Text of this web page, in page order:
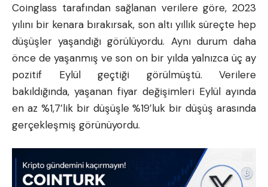
Coinglass tarafından sağlanan verilere göre, 2023
yılını bir kenara bırakırsak, son altı yıllık süreçte hep
düşüşler yaşandığı görülüyordu. Aynı durum daha
önce de yaşanmış ve son on bir yılda yalnızca üç ay
pozitif Eylül geçtiği görülmüştü. Verilere
bakıldığında, yaşanan fiyar değişimleri Eylül ayında
en az %1,7’lik bir düşüşle %19’luk bir düşüş arasında
gerçekleşmiş görünüyordu.